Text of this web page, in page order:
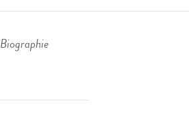
Biographie